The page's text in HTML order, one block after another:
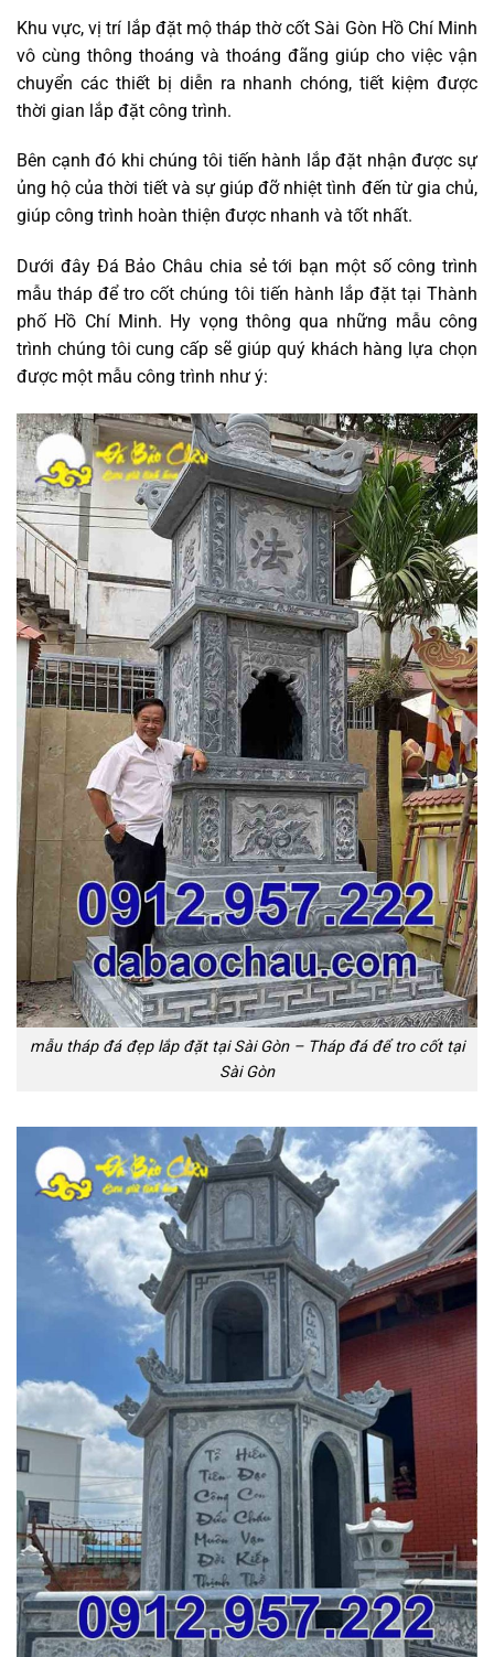
Khu vực, vị trí lắp đặt mộ tháp thờ cốt Sài Gòn Hồ Chí Minh
vô cùng thông thoáng và thoáng đãng giúp cho việc vận
chuyển các thiết bị diễn ra nhanh chóng, tiết kiệm được
thời gian lắp đặt công trình.
Bên cạnh đó khi chúng tôi tiến hành lắp đặt nhận được sự
ủng hộ của thời tiết và sự giúp đỡ nhiệt tình đến từ gia chủ,
giúp công trình hoàn thiện được nhanh và tốt nhất.
Dưới đây Đá Bảo Châu chia sẻ tới bạn một số công trình
mẫu tháp để tro cốt chúng tôi tiến hành lắp đặt tại Thành
phố Hồ Chí Minh. Hy vọng thông qua những mẫu công
trình chúng tôi cung cấp sẽ giúp quý khách hàng lựa chọn
được một mẫu công trình như ý:
mẫu tháp đá đẹp lắp đặt tại Sài Gòn – Tháp đá để tro cốt tại
Sài Gòn